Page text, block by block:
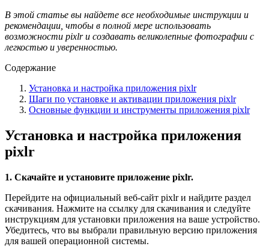
В этой статье вы найдете все необходимые инструкции и
рекомендации, чтобы в полной мере использовать
возможности pixlr и создавать великолепные фотографии с
легкостью и уверенностью.
Содержание
Установка и настройка приложения pixlr
Шаги по установке и активации приложения pixlr
Основные функции и инструменты приложения pixlr
Установка и настройка приложения
pixlr
1. Скачайте и установите приложение pixlr.
Перейдите на официальный веб-сайт pixlr и найдите раздел
скачивания. Нажмите на ссылку для скачивания и следуйте
инструкциям для установки приложения на ваше устройство.
Убедитесь, что вы выбрали правильную версию приложения
для вашей операционной системы.